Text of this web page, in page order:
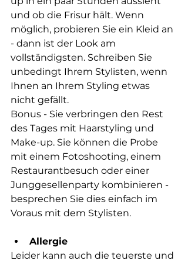
und ob die Frisur hält. Wenn
möglich, probieren Sie ein Kleid an
- dann ist der Look am
vollständigsten. Schreiben Sie
unbedingt Ihrem Stylisten, wenn
Ihnen an Ihrem Styling etwas
nicht gefällt.
Bonus - Sie verbringen den Rest
des Tages mit Haarstyling und
Make-up. Sie können die Probe
mit einem Fotoshooting, einem
Restaurantbesuch oder einer
Junggesellenparty kombinieren -
besprechen Sie dies einfach im
Voraus mit dem Stylisten.
Allergie
Leider kann auch die teuerste und